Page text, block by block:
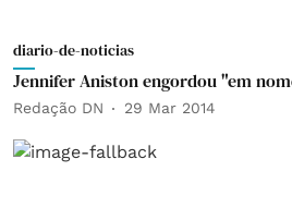
diario-de-noticias
Jennifer Aniston engordou "em
Redação DN 29 Mar 2014